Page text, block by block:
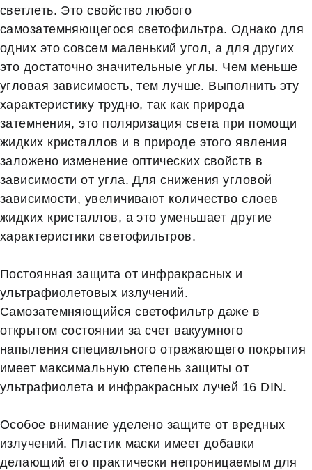
светлеть. Это свойство любого
самозатемняющегося светофильтра. Однако для
одних это совсем маленький угол, а для других
это достаточно значительные углы. Чем меньше
угловая зависимость, тем лучше. Выполнить эту
характеристику трудно, так как природа
затемнения, это поляризация света при помощи
жидких кристаллов и в природе этого явления
заложено изменение оптических свойств в
зависимости от угла. Для снижения угловой
зависимости, увеличивают количество слоев
жидких кристаллов, а это уменьшает другие
характеристики светофильтров.
Постоянная защита от инфракрасных и
ультрафиолетовых излучений.
Самозатемняющийся светофильтр даже в
открытом состоянии за счет вакуумного
напыления специального отражающего покрытия
имеет максимальную степень защиты от
ультрафиолета и инфракрасных лучей 16 DIN.
Особое внимание уделено защите от вредных
излучений. Пластик маски имеет добавки
делающий его практически непроницаемым для